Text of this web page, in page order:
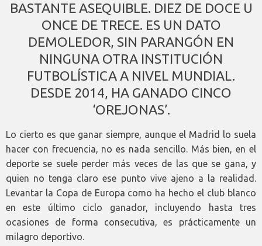
BASTANTE ASEQUIBLE. DIEZ DE DOCE U
ONCE DE TRECE. ES UN DATO
DEMOLEDOR, SIN PARANGÓN EN
NINGUNA OTRA INSTITUCIÓN
FUTBOLÍSTICA A NIVEL MUNDIAL.
DESDE 2014, HA GANADO CINCO
‘OREJONAS’.
Lo cierto es que ganar siempre, aunque el Madrid lo suela
hacer con frecuencia, no es nada sencillo. Más bien, en el
deporte se suele perder más veces de las que se gana, y
quien no tenga claro ese punto vive ajeno a la realidad.
Levantar la Copa de Europa como ha hecho el club blanco
en este último ciclo ganador, incluyendo hasta tres
ocasiones de forma consecutiva, es prácticamente un
milagro deportivo.